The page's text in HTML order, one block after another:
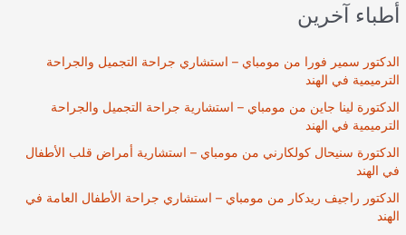
أطباء آخرين
الدكتور سمير فورا من مومباي – استشاري جراحة التجميل والجراحة
الترميمية في الهند
الدكتورة لينا جاين من مومباي – استشارية جراحة التجميل والجراحة
الترميمية في الهند
الدكتورة سنيحال كولكارني من مومباي – استشارية أمراض قلب الأطفال
في الهند
الدكتور راجيف ريدكار من مومباي – استشاري جراحة الأطفال العامة في
الهند